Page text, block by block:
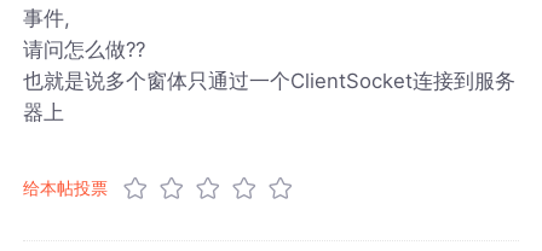
事件,
请问怎么做??
也就是说多个窗体只通过一个ClientSocket连接到服务
器上
给本帖投票